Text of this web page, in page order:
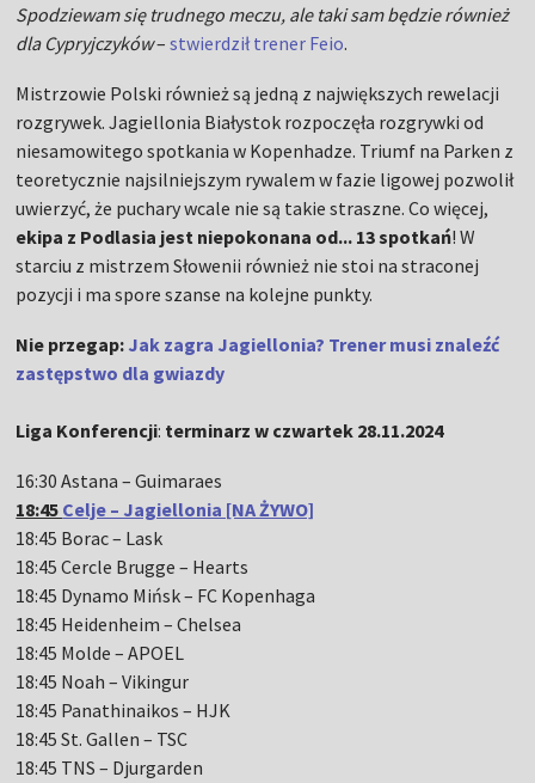
Spodziewam się trudnego meczu, ale taki sam będzie również
dla Cypryjczyków–stwierdził trener Feio.
Mistrzowie Polski również są jedną z największych rewelacji
rozgrywek. Jagiellonia Białystok rozpoczęła rozgrywki od
niesamowitego spotkania w Kopenhadze. Triumf na Parken z
teoretycznie najsilniejszym rywalem w fazie ligowej pozwolił
uwierzyć, że puchary wcale nie są takie straszne. Co więcej,
ekipa z Podlasia jest niepokonana od... 13 spotkań! W
starciu z mistrzem Słowenii również nie stoi na straconej
pozycji i ma spore szanse na kolejne punkty.
Nie przegap: Jak zagra Jagiellonia? Trener musi znaleźć
zastępstwo dla gwiazdy
Liga Konferencji: terminarz w czwartek 28.11.2024
16:30 Astana – Guimaraes
18:45 Celje – Jagiellonia [NA ŻYWO]
18:45 Borac – Lask
18:45 Cercle Brugge – Hearts
18:45 Dynamo Mińsk – FC Kopenhaga
18:45 Heidenheim – Chelsea
18:45 Molde – APOEL
18:45 Noah – Vikingur
18:45 Panathinaikos – HJK
18:45 St. Gallen – TSC
18:45 TNS – Djurgarden